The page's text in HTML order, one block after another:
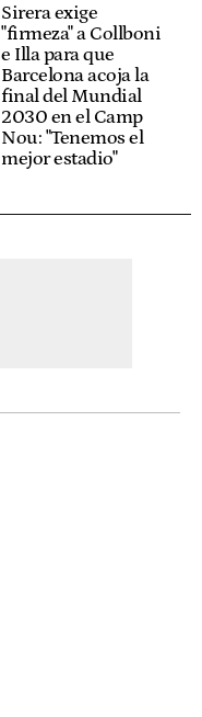
Sirera exige
"firmeza" a Collboni
e Illa para que
Barcelona acoja la
final del Mundial
2030 en el Camp
Nou: "Tenemos el
mejor estadio"